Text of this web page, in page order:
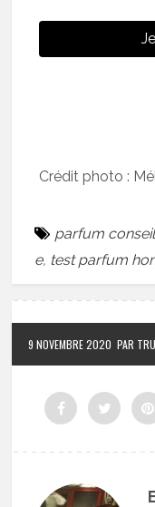
Crédit photo :
parfum conseil
e, test parfum
9 NOVEMBRE 2020 PAR